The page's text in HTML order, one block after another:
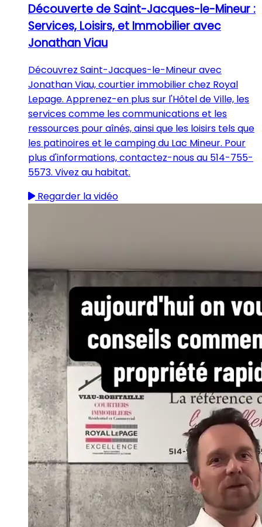
Découverte de Saint-Jacques-le-Mineur :
Services, Loisirs, et Immobilier avec
Jonathan Viau
Découvrez Saint-Jacques-le-Mineur avec
Jonathan Viau, courtier immobilier chez Royal
Lepage. Apprenez-en plus sur l'Hôtel de Ville, les
services comme les communications et les
ressources pour aînés, ainsi que les loisirs tels que
les patinoires et le camping du Lac Mineur. Pour
plus d'informations, contactez-nous au 514-755-
5573. Vivez au habitat.
Regarder la vidéo